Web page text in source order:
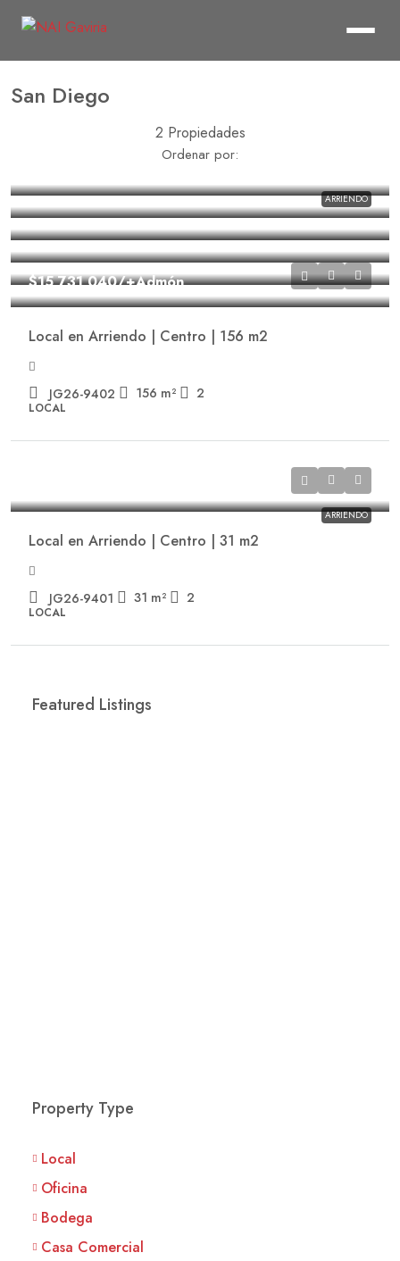
San Diego
2 Propiedades
Ordenar por:
ARRIENDO
$15,731,040/+Admón
Local en Arriendo | Centro | 156 m2
JG26-9402 156 m² 2
LOCAL
ARRIENDO
Local en Arriendo | Centro | 31 m2
JG26-9401 31 m² 2
LOCAL
Featured Listings
Property Type
Local
Oficina
Bodega
Casa Comercial